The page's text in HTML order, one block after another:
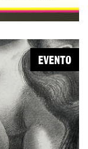
EVENTO